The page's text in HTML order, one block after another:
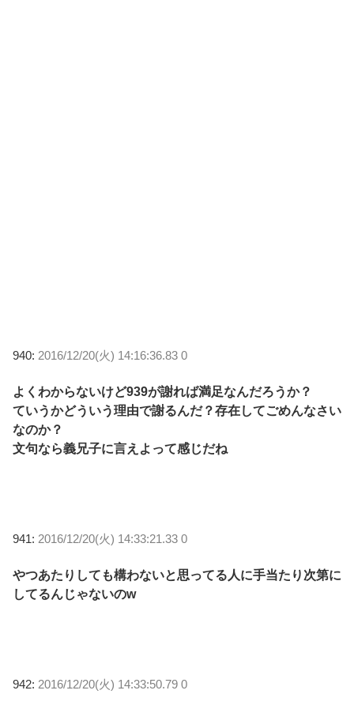
940: 2016/12/20(火) 14:16:36.83 0
よくわからないけど939が謝れば満足なんだろうか？
ていうかどういう理由で謝るんだ？存在してごめんなさい
なのか？
文句なら義兄子に言えよって感じだね
941: 2016/12/20(火) 14:33:21.33 0
やつあたりしても構わないと思ってる人に手当たり次第に
してるんじゃないのw
942: 2016/12/20(火) 14:33:50.79 0